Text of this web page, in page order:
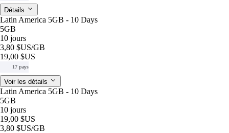
Détails
Latin America 5GB - 10 Days
5GB
10 jours
3,80 $US/GB
19,00 $US
17 pays
Voir les détails
Latin America 5GB - 10 Days
5GB
10 jours
19,00 $US
3,80 $US/GB